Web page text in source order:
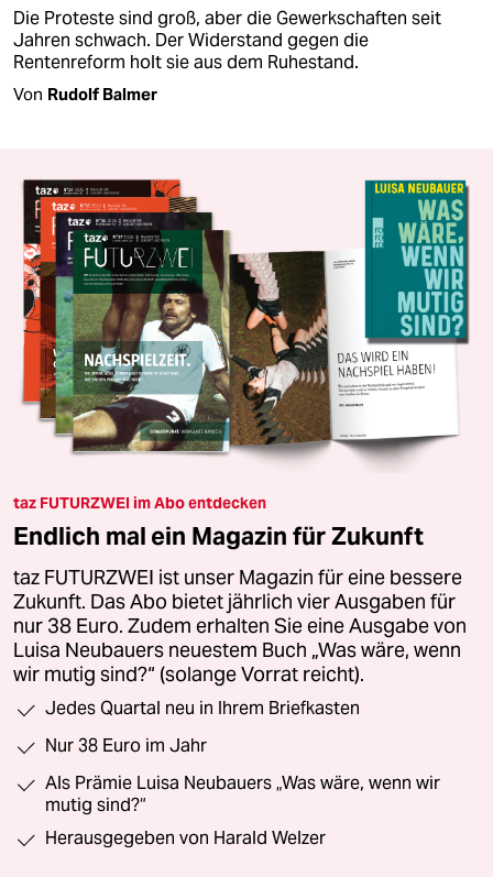
Die Proteste sind groß, aber die Gewerkschaften seit
Jahren schwach. Der Widerstand gegen die
Rentenreform holt sie aus dem Ruhestand.
Von Rudolf Balmer
taz FUTURZWEI im Abo entdecken
Endlich mal ein Magazin für Zukunft
taz FUTURZWEI ist unser Magazin für eine bessere
Zukunft. Das Abo bietet jährlich vier Ausgaben für
nur 38 Euro. Zudem erhalten Sie eine Ausgabe von
Luisa Neubauers neuestem Buch „Was wäre, wenn
wir mutig sind?“ (solange Vorrat reicht).
Jedes Quartal neu in Ihrem Briefkasten
Nur 38 Euro im Jahr
Als Prämie Luisa Neubauers „Was wäre, wenn wir
mutig sind?“
Herausgegeben von Harald Welzer